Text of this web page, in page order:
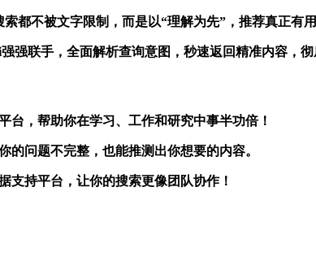
都不被文字限制，而是以“理解为先”，推荐真正有用
强联手，全面解析查询意图，秒速返回精准内容，
，帮助你在学习、工作和研究中事半功倍！
问题不完整，也能推测出你想要的内容。
支持平台，让你的搜索更像团队协作！